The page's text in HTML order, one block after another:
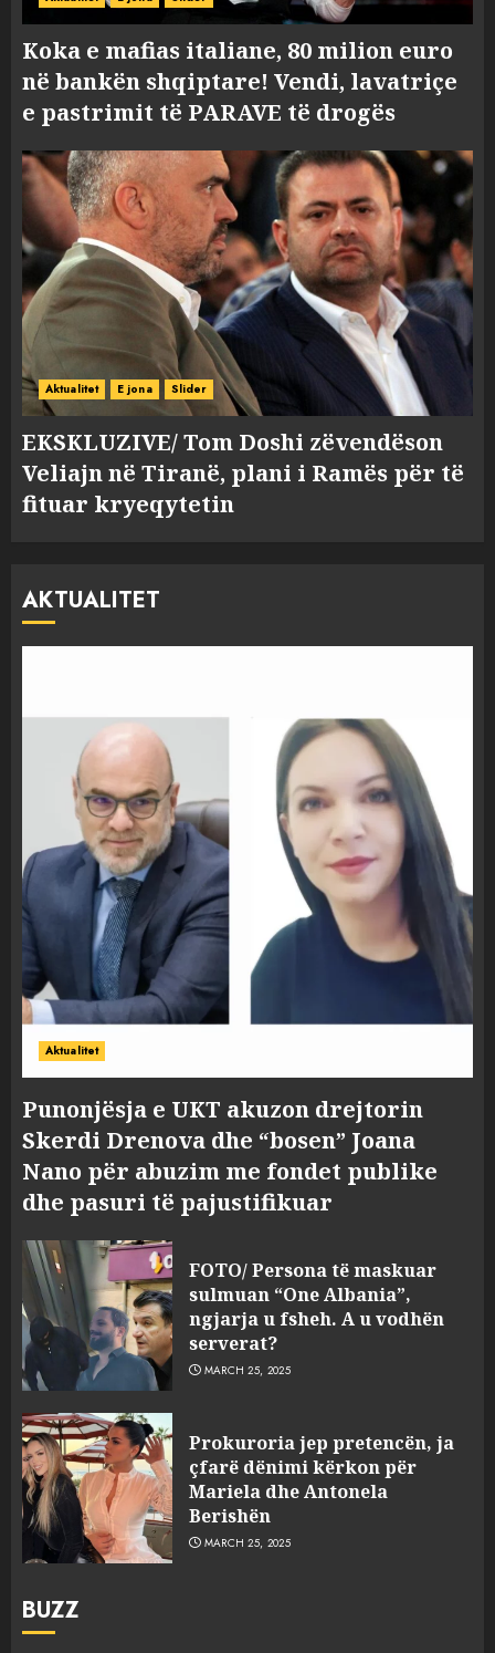
Koka e mafias italiane, 80 milion euro
në bankën shqiptare! Vendi, lavatriçe
e pastrimit të PARAVE të drogës
Aktualitet E jona Slider
EKSKLUZIVE/ Tom Doshi zëvendëson
Veliajn në Tiranë, plani i Ramës për të
fituar kryeqytetin
AKTUALITET
Aktualitet
Punonjësja e UKT akuzon drejtorin
Skerdi Drenova dhe “bosen” Joana
Nano për abuzim me fondet publike
dhe pasuri të pajustifikuar
FOTO/ Persona të maskuar
sulmuan “One Albania”,
ngjarja u fsheh. A u vodhën
serverat?
MARCH 25, 2025
Prokuroria jep pretencën, ja
çfarë dënimi kërkon për
Mariela dhe Antonela
Berishën
MARCH 25, 2025
BUZZ